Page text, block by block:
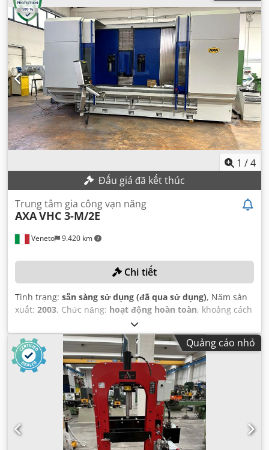
1 /4
Đấu giá đã kết thúc
Veneto 9.420 km
Trung tâm gia công vạn năng
AXAVHC 3-M/2E
Chi tiết
Tình trạng: sẵn sàng sử dụng (đã qua sử dụng), Năm sản
xuất: 2003, Chức năng: hoạt động hoàn toàn, khoảng cách
, khoảng cách di chuyển trục Y:
700 mm, khoảng cách di chuyển trục Z:850 mm, mô hình
bộ điều khiển:
Heidenhain iTNC-530, tốc độ trục chính (tối
đa):6.000 vòng/phút,
Quảng cáo nhỏ